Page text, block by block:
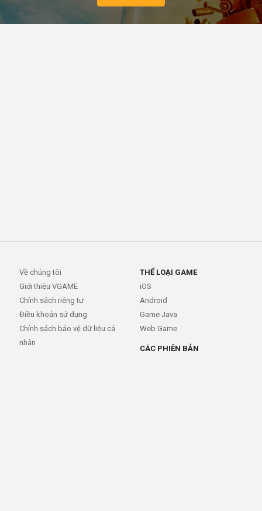
Về chúng tôi
Giới thiệu VGAME
Chính sách riêng tư
Điều khoản sử dụng
Chính sách bảo vệ dữ liệu cá
nhân
THỂ LOẠI GAME
iOS
Android
Game Java
Web Game
CÁC PHIÊN BẢN